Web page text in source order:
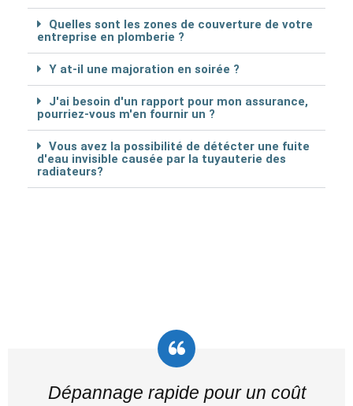
Quelles sont les zones de couverture de votre
entreprise en plomberie ?
Y at-il une majoration en soirée ?
J'ai besoin d'un rapport pour mon assurance,
pourriez-vous m'en fournir un ?
Vous avez la possibilité de détécter une fuite
d'eau invisible causée par la tuyauterie des
radiateurs?
Dépannage rapide pour un coût